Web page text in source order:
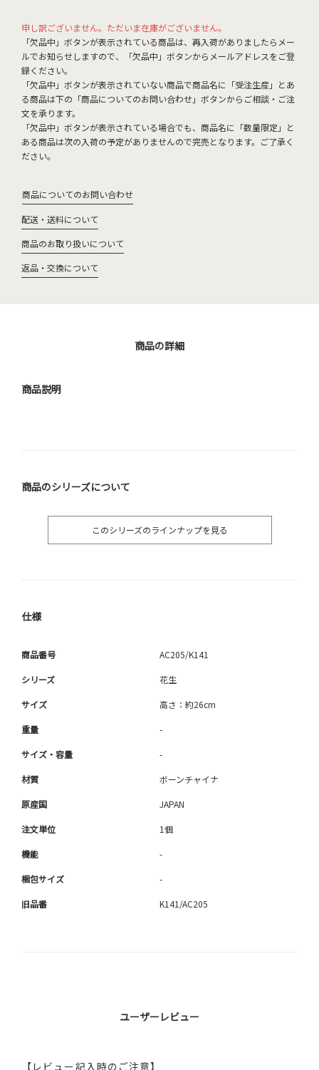
申し訳ございません。ただいま在庫がございません。
「欠品中」ボタンが表示されている商品は、再入荷がありましたらメー
ルでお知らせしますので、「欠品中」ボタンからメールアドレスをご登
録ください。
「欠品中」ボタンが表示されていない商品で商品名に「受注生産」とあ
る商品は下の「商品についてのお問い合わせ」ボタンからご相談・ご注
文を承ります。
「欠品中」ボタンが表示されている場合でも、商品名に「数量限定」と
ある商品は次の入荷の予定がありませんので完売となります。ご了承く
ださい。
商品についてのお問い合わせ
配送・送料について
商品のお取り扱いについて
返品・交換について
商品の詳細
商品説明
商品のシリーズについて
このシリーズのラインナップを見る
仕様
商品番号 AC205/K141
シリーズ 花生
サイズ 高さ：約26cm
重量 -
サイズ・容量 -
材質 ボーンチャイナ
原産国 JAPAN
注文単位 1個
機能 -
梱包サイズ -
旧品番 K141/AC205
ユーザーレビュー
【レビュー記入時のご注意】